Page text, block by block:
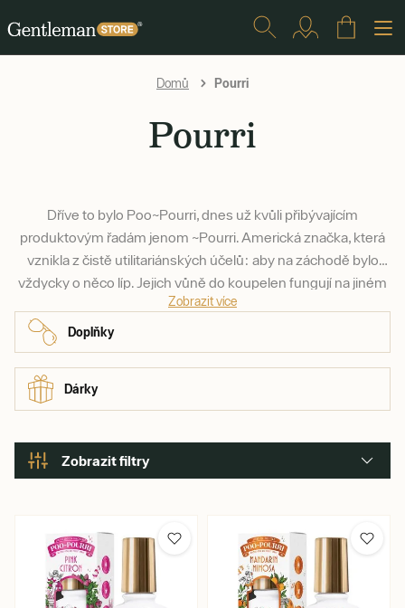
Domů Pourri
Pourri
Dříve to bylo Poo~Pourri, dnes už kvůli přibývajícím
produktovým řadám jenom ~Pourri. Americká značka, která
vznikla z čistě utilitariánských účelů: aby na záchodě bylo
vždycky o něco líp. Jejich vůně do koupelen fungují na jiném
principu, než jsme zvyklí: používají se totiž předtím, než na
záchod vůbec jdete. A jsou úžasné.
Zobrazit více
Doplňky
Dárky
Zobrazit filtry
Barva
Cena